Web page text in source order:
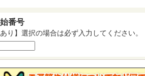
番号
り】選択の場合は必ず入力してください。